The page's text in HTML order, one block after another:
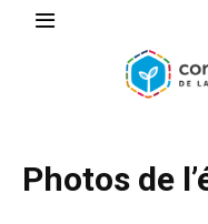
Photos de